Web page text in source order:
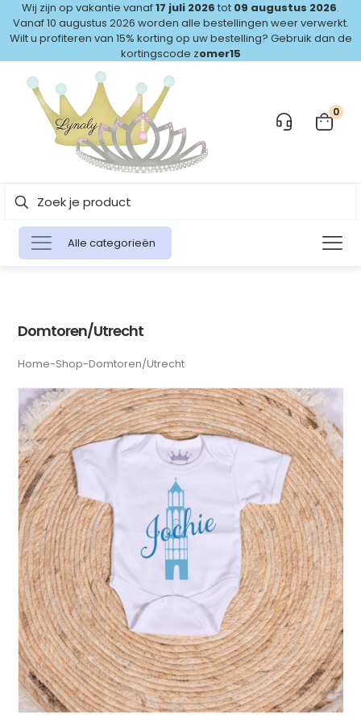
Wij zijn op vakantie vanaf17 juli 2026 tot 09 augustus 2026.
Vanaf 10 augustus 2026 worden alle bestellingen weer verwerkt.
Wilt u profiteren van 15% korting op uw bestelling? Gebruik dan de
kortingscode zomer15
0
Alle categorieën
Domtoren/Utrecht
Home-Shop-Domtoren/Utrecht